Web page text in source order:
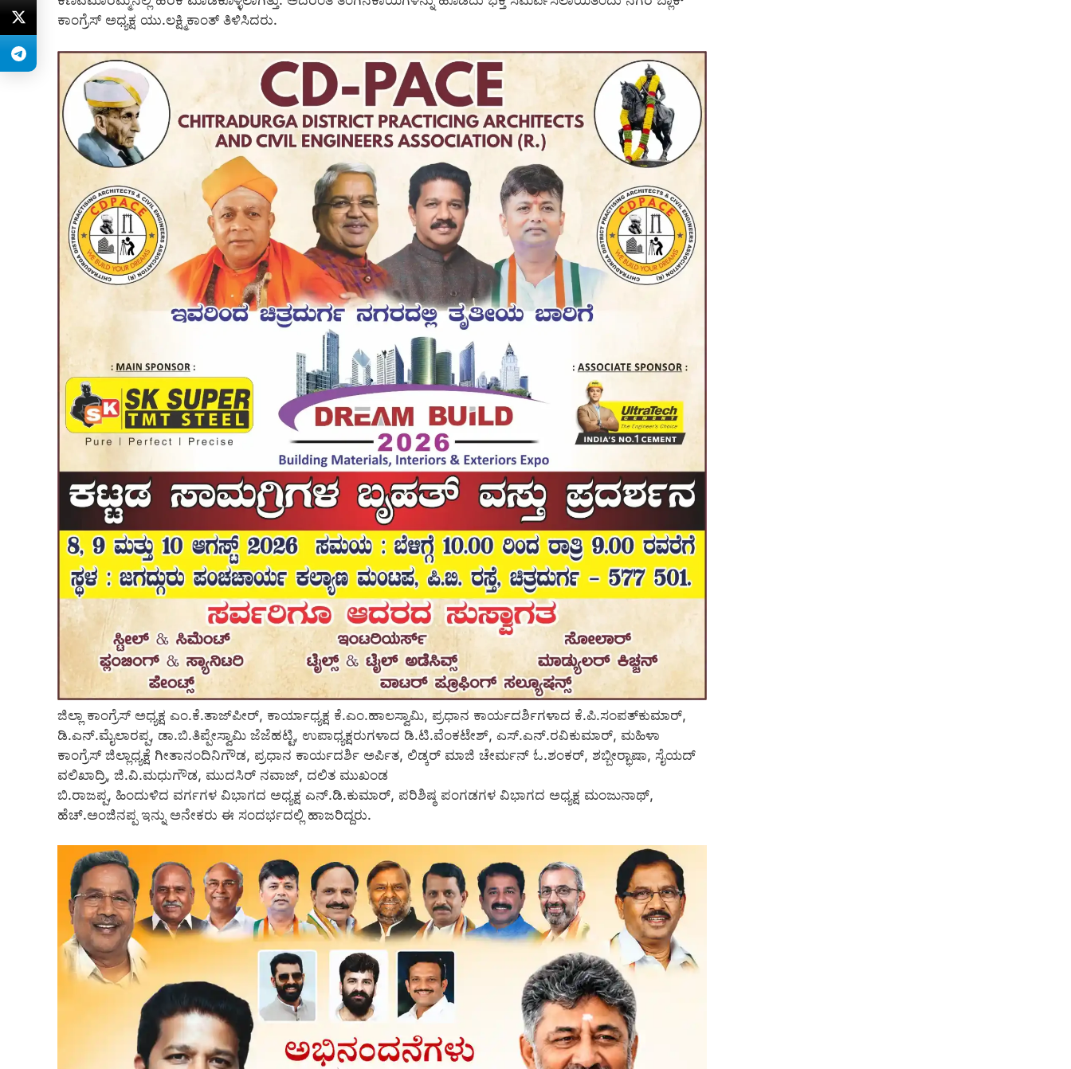
ಕಾಂಗ್ರೆಸ್ ಅಧ್ಯಕ್ಷ ಯು.ಲಕ್ಷ್ಮಿಕಾಂತ್ ತಿಳಿಸಿದರು.
ಜಿಲ್ಲಾ ಕಾಂಗ್ರೆಸ್ ಅಧ್ಯಕ್ಷ ಎಂ.ಕೆ.ತಾಜ್‍ಪೀರ್, ಕಾರ್ಯಾಧ್ಯಕ್ಷ ಕೆ.ಎಂ.ಹಾಲಸ್ವಾಮಿ, ಪ್ರಧಾನ ಕಾರ್ಯದರ್ಶಿಗಳಾದ ಕೆ.ಪಿ.ಸಂಪತ್‍ಕುಮಾರ್,
ಡಿ.ಎನ್.ಮೈಲಾರಪ್ಪ, ಡಾ.ಬಿ.ತಿಪ್ಪೇಸ್ವಾಮಿ ಜೆಜೆಹಟ್ಟಿ, ಉಪಾಧ್ಯಕ್ಷರುಗಳಾದ ಡಿ.ಟಿ.ವೆಂಕಟೇಶ್, ಎಸ್.ಎನ್.ರವಿಕುಮಾರ್, ಮಹಿಳಾ
ಕಾಂಗ್ರೆಸ್ ಜಿಲ್ಲಾಧ್ಯಕ್ಷೆ ಗೀತಾನಂದಿನಿಗೌಡ, ಪ್ರಧಾನ ಕಾರ್ಯದರ್ಶಿ ಅರ್ಪಿತ, ಲಿಡ್ಕರ್ ಮಾಜಿ ಚೇರ್ಮನ್ ಓ.ಶಂಕರ್, ಶಬ್ಬೀರ್‍ಭಾಷಾ, ಸೈಯದ್
ವಲಿಖಾದ್ರಿ, ಜಿ.ವಿ.ಮಧುಗೌಡ, ಮುದಸಿರ್ ನವಾಜ್, ದಲಿತ ಮುಖಂಡ
ಬಿ.ರಾಜಪ್ಪ, ಹಿಂದುಳಿದ ವರ್ಗಗಳ ವಿಭಾಗದ ಅಧ್ಯಕ್ಷ ಎನ್.ಡಿ.ಕುಮಾರ್, ಪರಿಶಿಷ್ಠ ಪಂಗಡಗಳ ವಿಭಾಗದ ಅಧ್ಯಕ್ಷ ಮಂಜುನಾಥ್,
ಹೆಚ್.ಅಂಜಿನಪ್ಪ ಇನ್ನು ಅನೇಕರು ಈ ಸಂದರ್ಭದಲ್ಲಿ ಹಾಜರಿದ್ದರು.